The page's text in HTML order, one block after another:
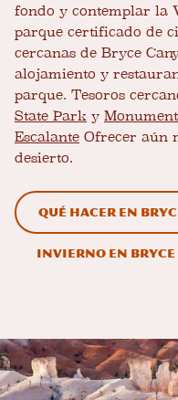
fondo y contemplar la
parque certificado de
cercanas de Bryce
alojamiento y
parque. Tesoros
State Park y
Escalante Ofrecer aún
desierto.
Qué hacer en
Invierno en Bryce